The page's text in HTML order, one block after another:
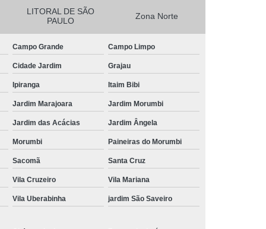
LITORAL DE SÃO
PAULO
Zona Norte
Campo Grande Campo Limpo
Cidade Jardim Grajau
Ipiranga Itaim Bibi
Jardim Marajoara Jardim Morumbi
Jardim das Acácias Jardim Ângela
Morumbi Paineiras do Morumbi
Sacomã Santa Cruz
Vila Cruzeiro Vila Mariana
Vila Uberabinha jardim São Saveiro